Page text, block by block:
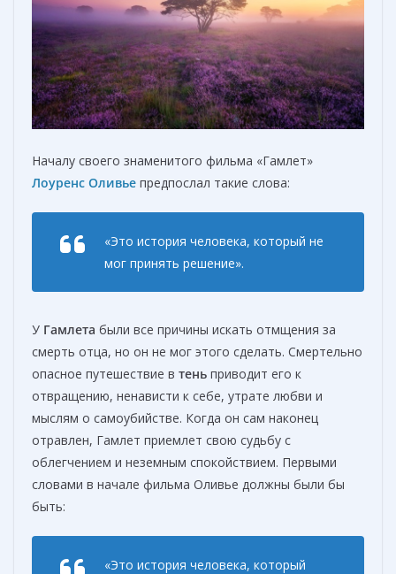
Началу своего знаменитого фильма «Гамлет»
Лоуренс Оливье предпослал такие слова:
«Это история человека, который не
мог принять решение».
У Гамлета были все причины искать отмщения за
смерть отца, но он не мог этого сделать. Смертельно
опасное путешествие в тень приводит его к
отвращению, ненависти к себе, утрате любви и
мыслям о самоубийстве. Когда он сам наконец
отравлен, Гамлет приемлет свою судьбу с
облегчением и неземным спокойствием. Первыми
словами в начале фильма Оливье должны были бы
быть:
«Это история человека, который